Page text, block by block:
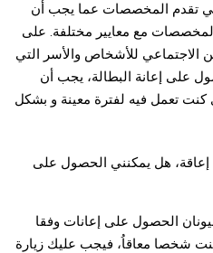
التي تقدم المخصصات عما يجب أن
المخصصات مع معايير مختلفة. على
الاجتماعي للأشخاص والأسر التي
على إعانة البطالة، يجب أن
تعمل فيه لفترة معينة و بشكل
إعاقة، هل يمكنني الحصول على
الحصول على إعانات وفقا
كنت شخصا معاقاُ، فيجب عليك زيارة